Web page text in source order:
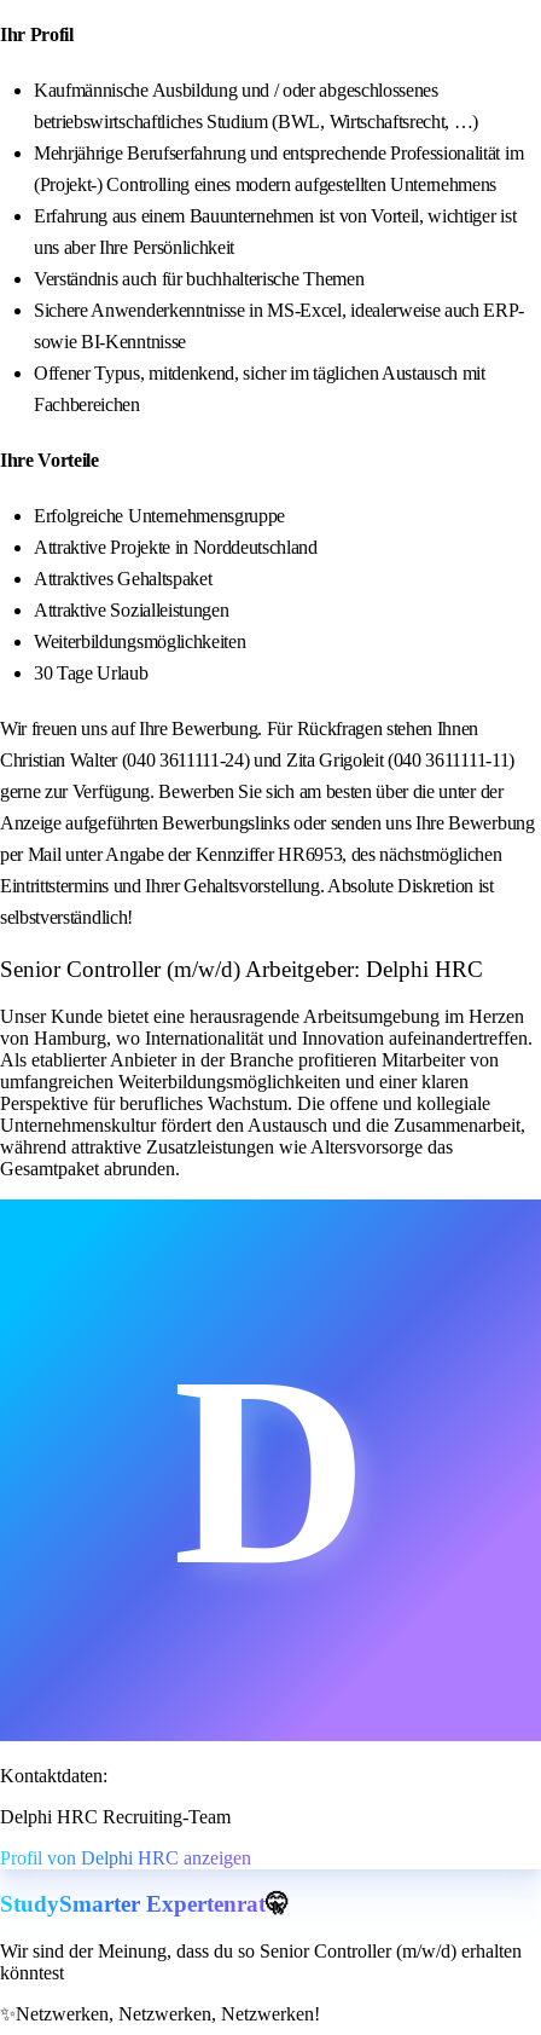
Ihr Profil
Kaufmännische Ausbildung und / oder abgeschlossenes
betriebswirtschaftliches Studium (BWL, Wirtschaftsrecht, …)
Mehrjährige Berufserfahrung und entsprechende Professionalität im
(Projekt-) Controlling eines modern aufgestellten Unternehmens
Erfahrung aus einem Bauunternehmen ist von Vorteil, wichtiger ist
uns aber Ihre Persönlichkeit
Verständnis auch für buchhalterische Themen
Sichere Anwenderkenntnisse in MS-Excel, idealerweise auch ERP-
sowie BI-Kenntnisse
Offener Typus, mitdenkend, sicher im täglichen Austausch mit
Fachbereichen
Ihre Vorteile
Erfolgreiche Unternehmensgruppe
Attraktive Projekte in Norddeutschland
Attraktives Gehaltspaket
Attraktive Sozialleistungen
Weiterbildungsmöglichkeiten
30 Tage Urlaub
Wir freuen uns auf Ihre Bewerbung. Für Rückfragen stehen Ihnen
Christian Walter (040 3611111-24) und Zita Grigoleit (040 3611111-11)
gerne zur Verfügung. Bewerben Sie sich am besten über die unter der
Anzeige aufgeführten Bewerbungslinks oder senden uns Ihre Bewerbung
per Mail unter Angabe der Kennziffer HR6953, des nächstmöglichen
Eintrittstermins und Ihrer Gehaltsvorstellung. Absolute Diskretion ist
selbstverständlich!
Senior Controller (m/w/d) Arbeitgeber: Delphi HRC
Unser Kunde bietet eine herausragende Arbeitsumgebung im Herzen
von Hamburg, wo Internationalität und Innovation aufeinandertreffen.
Als etablierter Anbieter in der Branche profitieren Mitarbeiter von
umfangreichen Weiterbildungsmöglichkeiten und einer klaren
Perspektive für berufliches Wachstum. Die offene und kollegiale
Unternehmenskultur fördert den Austausch und die Zusammenarbeit,
während attraktive Zusatzleistungen wie Altersvorsorge das
Gesamtpaket abrunden.
D
Kontaktdaten:
Delphi HRC Recruiting-Team
Profil von Delphi HRC anzeigen
StudySmarter Expertenrat🤫
Wir sind der Meinung, dass du so Senior Controller (m/w/d) erhalten
könntest
✨Netzwerken, Netzwerken, Netzwerken!